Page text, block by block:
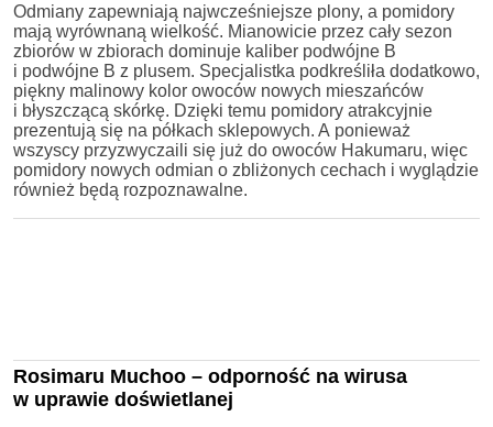
Odmiany zapewniają najwcześniejsze plony, a pomidory
mają wyrównaną wielkość. Mianowicie przez cały sezon
zbiorów w zbiorach dominuje kaliber podwójne B
i podwójne B z plusem. Specjalistka podkreśliła dodatkowo,
piękny malinowy kolor owoców nowych mieszańców
i błyszczącą skórkę. Dzięki temu pomidory atrakcyjnie
prezentują się na półkach sklepowych. A ponieważ
wszyscy przyzwyczaili się już do owoców Hakumaru, więc
pomidory nowych odmian o zbliżonych cechach i wyglądzie
również będą rozpoznawalne.
Rosimaru Muchoo – odporność na wirusa
w uprawie doświetlanej